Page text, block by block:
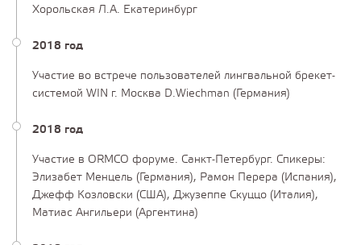
Хорольская Л.А. Екатеринбург
2018 год
Участие во встрече пользователей лингвальной брекет-
системой WIN г. Москва D.Wiechman (Германия)
2018 год
Участие в ORMCO форуме. Санкт-Петербург. Спикеры:
Элизабет Менцель (Германия), Рамон Перера (Испания),
Джефф Козловски (США), Джузеппе Скуццо (Италия),
Матиас Ангильери (Аргентина)